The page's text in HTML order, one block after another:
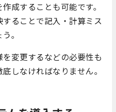
成することも可能です。
ることで記入・計算ミス
。
変更するなどの必要性も
しなければなりません。